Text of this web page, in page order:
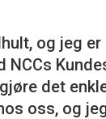
og jeg
NCCs
det
oss, og